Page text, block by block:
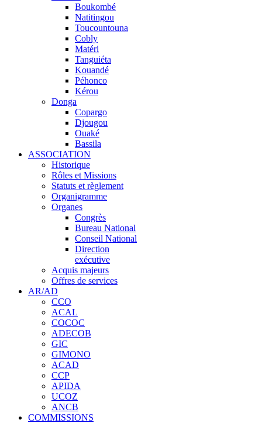
Boukombé
Natitingou
Toucountouna
Cobly
Matéri
Tanguiéta
Kouandé
Péhonco
Kérou
Donga
Copargo
Djougou
Ouaké
Bassila
ASSOCIATION
Historique
Rôles et Missions
Statuts et règlement
Organigramme
Organes
Congrès
Bureau National
Conseil National
Direction
exécutive
Acquis majeurs
Offres de services
AR/AD
CCO
ACAL
COCOC
ADECOB
GIC
GIMONO
ACAD
CCP
APIDA
UCOZ
ANCB
COMMISSIONS